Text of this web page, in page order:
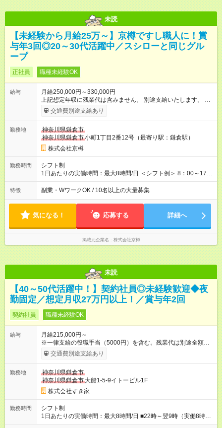
未読
【未経験から月給25万～】京樽ですし職人に！賞
与年3回◎20～30代活躍中／スシローと同じグル
ープ
正社員 職種未経験OK
給与
月給250,000円～330,000円
上記想定年収に残業代は含みません。 別途支給いたします。 各
種手当＋原則賞与年3回 ＜その他月収例＞ 560.8万円／（店長、
33万円+諸手当+賞与3回） 447.9万円／（副店長、27万円+諸手
です。 条件に変更はありません。 【試用期間】試用期間あり
試用期間の長さ：3ヶ月 雇用形態、給与は本採用時と同じです。
交通費別途支給あり
勤務地
神奈川県鎌倉市
神奈川県鎌倉市小町1丁目2番12号（最寄り駅：鎌倉駅）
株式会社京樽
勤務時間
シフト制
1日あたりの実働時間：最大8時間/日 ＜シフト例＞ 8：00～17：
00 9：00～18：00 14：00～23：00 ※中には10時営業開始の店
舗や、20時に営業終了の店舗もあります。店舗により異なりま
給いたします。
特徴 副業・WワークOK / 10名以上の大量募集
気になる！ 応募する 詳細へ
掲載元企業名 株式会社京樽
未読
【40～50代活躍中！】契約社員◎未経験歓迎◆夜
勤固定／想定月収27万円以上！／賞与年2回
契約社員 職種未経験OK
給与
月給215,000円～
※一律支給の役職手当（5000円）を含む。残業代は別途全額支
給。 ※深夜勤務手当は、残業時間等により変動します。 ※想定
月収27万円以上 ※最大4回昇給のチャンスあり ※賞与年2回支給
交通費別途支給あり
勤務地
神奈川県鎌倉市
神奈川県鎌倉市 大船1-5-9イトービル1F
株式会社すき家
勤務時間
シフト制
1日あたりの実働時間：最大8時間/日 ■22時～翌9時（実働8時
間） ※上記はあくまでも一例です。店舗により、時間が前後す